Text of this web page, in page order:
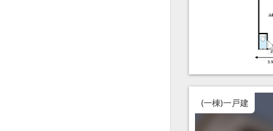
(一棟)一戸建